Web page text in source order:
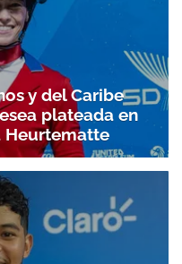
y del Caribe
plateada en
Heurtematte